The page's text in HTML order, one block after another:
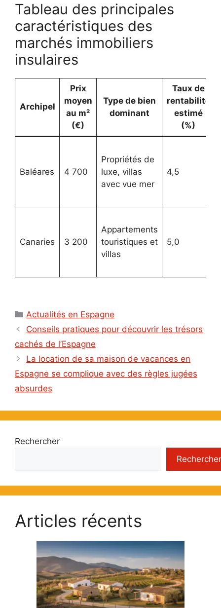
Tableau des principales
caractéristiques des
marchés immobiliers
insulaires
Archipel
Prix
moyen
au m²
(€)
Type de bien
dominant
Taux de
rentabilité
estimé
(%)
Baléares 4 700
Propriétés de
luxe, villas
avec vue mer
4,5
Canaries 3 200
Appartements
touristiques et
villas
5,0
Catégories
Actualités en Espagne
Conseils pratiques pour découvrir les trésors
cachés de l’Espagne
La location de sa maison de vacances en
Espagne se complique avec des règles jugées
absurdes
Rechercher
Rechercher
Articles récents